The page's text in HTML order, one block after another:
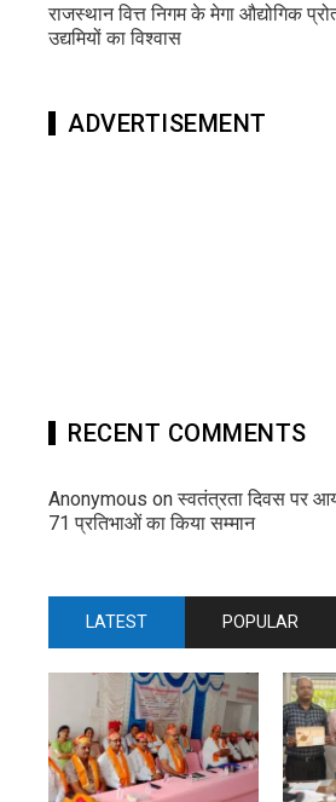
राजस्थान वित्त निगम के मेगा औद्योगिक
उद्यमियों का विश्वास
ADVERTISEMENT
RECENT COMMENTS
Anonymous onस्वतंत्रता दिवस पर
71 प्रतिभाओं का किया सम्मान
LATEST POPULAR